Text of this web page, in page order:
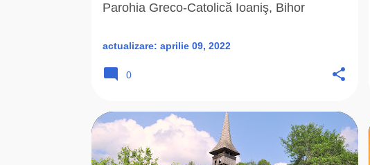
Parohia Greco-Catolică Ioaniş, Bihor
actualizare: aprilie 09, 2022
0
BISERICA DE LEMN BISERICA ROMANA UNITA +5